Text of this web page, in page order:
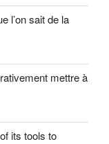
l’on sait de la
mettre à
its tools to